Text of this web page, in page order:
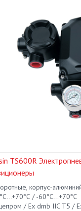
TS600R
корпус-
/ -60°С...+70°С
/ Ex dmb IIC T5 /